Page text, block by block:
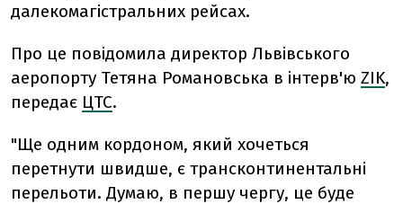
далекомагістральних рейсах.
Про це повідомила директор Львівського
аеропорту Тетяна Романовська в інтерв'ю ZIK,
передає ЦТС.
"Ще одним кордоном, який хочеться
перетнути швидше, є трансконтинентальні
перельоти. Думаю, в першу чергу, це буде